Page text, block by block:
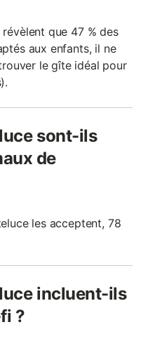
que 47 % des
aux enfants, il ne
le gîte idéal pour
sont-ils
de
les acceptent, 78
incluent-ils
?